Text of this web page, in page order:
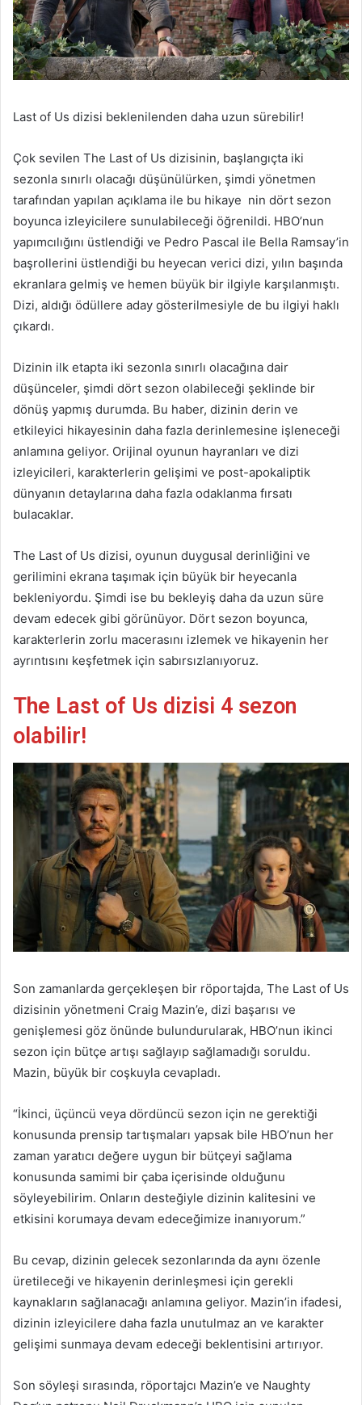
Last of Us dizisi beklenilenden daha uzun sürebilir!
Çok sevilen The Last of Us dizisinin, başlangıçta iki
sezonla sınırlı olacağı düşünülürken, şimdi yönetmen
tarafından yapılan açıklama ile bu hikaye nin dört sezon
boyunca izleyicilere sunulabileceği öğrenildi. HBO’nun
yapımcılığını üstlendiği ve Pedro Pascal ile Bella Ramsay’in
başrollerini üstlendiği bu heyecan verici dizi, yılın başında
ekranlara gelmiş ve hemen büyük bir ilgiyle karşılanmıştı.
Dizi, aldığı ödüllere aday gösterilmesiyle de bu ilgiyi haklı
çıkardı.
Dizinin ilk etapta iki sezonla sınırlı olacağına dair
düşünceler, şimdi dört sezon olabileceği şeklinde bir
dönüş yapmış durumda. Bu haber, dizinin derin ve
etkileyici hikayesinin daha fazla derinlemesine işleneceği
anlamına geliyor. Orijinal oyunun hayranları ve dizi
izleyicileri, karakterlerin gelişimi ve post-apokaliptik
dünyanın detaylarına daha fazla odaklanma fırsatı
bulacaklar.
The Last of Us dizisi, oyunun duygusal derinliğini ve
gerilimini ekrana taşımak için büyük bir heyecanla
bekleniyordu. Şimdi ise bu bekleyiş daha da uzun süre
devam edecek gibi görünüyor. Dört sezon boyunca,
karakterlerin zorlu macerasını izlemek ve hikayenin her
ayrıntısını keşfetmek için sabırsızlanıyoruz.
The Last of Us dizisi 4 sezon
olabilir!
Son zamanlarda gerçekleşen bir röportajda, The Last of Us
dizisinin yönetmeni Craig Mazin’e, dizi başarısı ve
genişlemesi göz önünde bulundurularak, HBO’nun ikinci
sezon için bütçe artışı sağlayıp sağlamadığı soruldu.
Mazin, büyük bir coşkuyla cevapladı.
“İkinci, üçüncü veya dördüncü sezon için ne gerektiği
konusunda prensip tartışmaları yapsak bile HBO’nun her
zaman yaratıcı değere uygun bir bütçeyi sağlama
konusunda samimi bir çaba içerisinde olduğunu
söyleyebilirim. Onların desteğiyle dizinin kalitesini ve
etkisini korumaya devam edeceğimize inanıyorum.”
Bu cevap, dizinin gelecek sezonlarında da aynı özenle
üretileceği ve hikayenin derinleşmesi için gerekli
kaynakların sağlanacağı anlamına geliyor. Mazin’in ifadesi,
dizinin izleyicilere daha fazla unutulmaz an ve karakter
gelişimi sunmaya devam edeceği beklentisini artırıyor.
Son söyleşi sırasında, röportajcı Mazin’e ve Naughty